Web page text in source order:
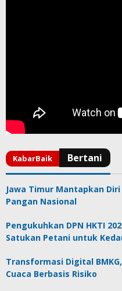
Jawa Timur Mantapkan
Pangan Nasional
Pengukuhkan DPN HKTI
Satukan Petani untuk
Transformasi Digital
Cuaca Berbasis Risiko